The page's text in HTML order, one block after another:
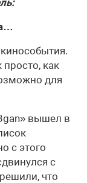
как
для
вышел в
с этого
с
что